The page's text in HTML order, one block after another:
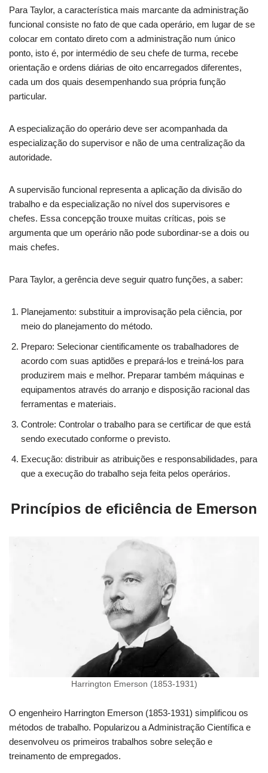
Para Taylor, a característica mais marcante da administração
funcional consiste no fato de que cada operário, em lugar de se
colocar em contato direto com a administração num único
ponto, isto é, por intermédio de seu chefe de turma, recebe
orientação e ordens diárias de oito encarregados diferentes,
cada um dos quais desempenhando sua própria função
particular.
A especialização do operário deve ser acompanhada da
especialização do supervisor e não de uma centralização da
autoridade.
A supervisão funcional representa a aplicação da divisão do
trabalho e da especialização no nível dos supervisores e
chefes. Essa concepção trouxe muitas críticas, pois se
argumenta que um operário não pode subordinar-se a dois ou
mais chefes.
Para Taylor, a gerência deve seguir quatro funções, a saber:
Planejamento: substituir a improvisação pela ciência, por
meio do planejamento do método.
Preparo: Selecionar cientificamente os trabalhadores de
acordo com suas aptidões e prepará-los e treiná-los para
produzirem mais e melhor. Preparar também máquinas e
equipamentos através do arranjo e disposição racional das
ferramentas e materiais.
Controle: Controlar o trabalho para se certificar de que está
sendo executado conforme o previsto.
Execução: distribuir as atribuições e responsabilidades, para
que a execução do trabalho seja feita pelos operários.
Princípios de eficiência de Emerson
Harrington Emerson (1853-1931)
O engenheiro Harrington Emerson (1853-1931) simplificou os
métodos de trabalho. Popularizou a Administração Científica e
desenvolveu os primeiros trabalhos sobre seleção e
treinamento de empregados.